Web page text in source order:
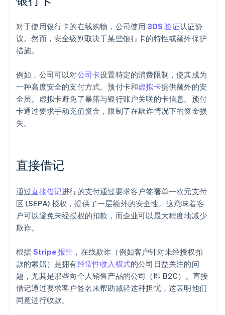
对于使用银行卡的在线购物，公司使用 3DS 验证认证协
议。然而，安全级别取决于某些银行卡的特性或额外保护
措施。
例如，公司可以对公司卡设置特定的消费限制，使其成为
一种高度安全的支付方式。预付卡和虚拟卡提供额外的安
全层。虚拟卡避免了暴露与银行账户关联的卡信息。预付
卡通过要求手动充值资金，限制了在欺诈情况下的资金损
失。
直接借记
通过直接借记进行的支付通过要求客户签署单一欧元支付
区 (SEPA) 授权，提供了一层额外的安全性。这意味着客
户可以避免未经授权的扣款，而企业可以最大程度地减少
欺诈。
根据 Stripe 报告 ，在线欺诈（例如客户针对未经授权扣
款的索赔）是拥有经常性收入模式的公司日益关注的问
题，尤其是那些向个人销售产品的公司（即 B2C）。直接
借记通过要求客户签名来帮助减轻这种担忧，这表明他们
同意进行收款。